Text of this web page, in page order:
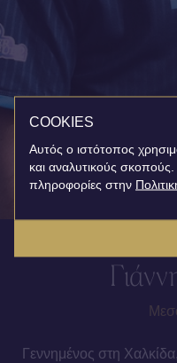
Γεννημένος στη
COOKIES
Αυτός ο ιστότοπος
και αναλυτικούς
πληροφορίες στην